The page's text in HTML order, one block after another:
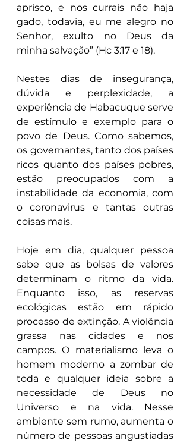
aprisco, e nos currais não haja
gado, todavia, eu me alegro no
Senhor, exulto no Deus da
minha salvação” (Hc 3:17 e 18).
Nestes dias de insegurança,
dúvida e perplexidade, a
experiência de Habacuque serve
de estímulo e exemplo para o
povo de Deus. Como sabemos,
os governantes, tanto dos países
ricos quanto dos países pobres,
estão preocupados com a
instabilidade da economia, com
o coronavirus e tantas outras
coisas mais.
Hoje em dia, qualquer pessoa
sabe que as bolsas de valores
determinam o ritmo da vida.
Enquanto isso, as reservas
ecológicas estão em rápido
processo de extinção. A violência
grassa nas cidades e nos
campos. O materialismo leva o
homem moderno a zombar de
toda e qualquer ideia sobre a
necessidade de Deus no
Universo e na vida. Nesse
ambiente sem rumo, aumenta o
número de pessoas angustiadas